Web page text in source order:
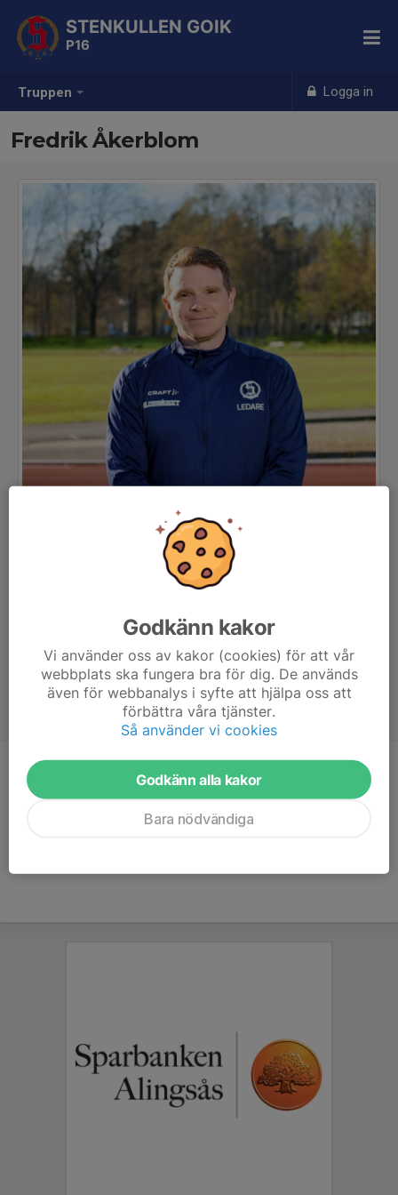
Truppen Logga in
STENKULLEN GOIK
P16
Fredrik Åkerblom
Titel
Tränare
Ålder
43 år
Godkänn kakor
Vi använder oss av kakor (cookies) för att vår
webbplats ska fungera bra för dig. De används
även för webbanalys i syfte att hjälpa oss att
förbättra våra tjänster.
Så använder vi cookies
Godkänn alla kakor
Bara nödvändiga